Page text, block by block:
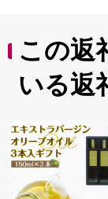
この返
いる返